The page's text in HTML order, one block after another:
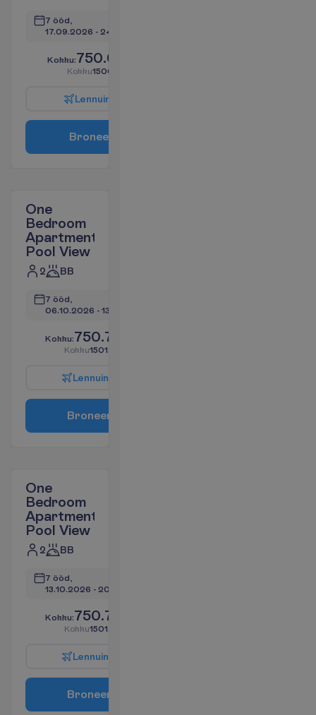
7 ööd,
17.09.2026 - 24.09.2026
Kokku:750.06
Kokku1500.12
Lennuin
Broneer
One
Bedroom
Apartment
Pool View
2 BB
7 ööd,
06.10.2026 - 13.10.2026
Kokku:750.78
Kokku1501.56
Lennuin
Broneer
One
Bedroom
Apartment
Pool View
2 BB
7 ööd,
13.10.2026 - 20.10.2026
Kokku:750.78
Kokku1501.56
Lennuin
Broneer